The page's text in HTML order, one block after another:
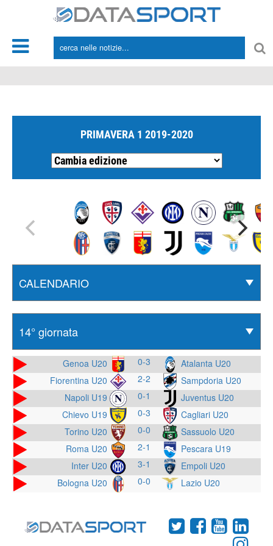
PRIMAVERA 1 2019-2020
Genoa U20 0-3
Atalanta U20
Fiorentina U20
2-2
Sampdoria U20
Napoli U19
0-1
Juventus U20
Chievo U19
0-3
Cagliari U20
Torino U20
0-0
Sassuolo U20
Roma U20
2-1
Pescara U19
Inter U20
3-1
Empoli U20
Bologna U20
0-0 Lazio U20